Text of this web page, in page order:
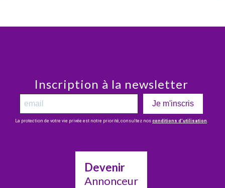
Inscription à la newsletter
Je m'inscris
La protection de votre vie privée est notre priorité, consultez nos conditions d’utilisation
Devenir
Annonceur